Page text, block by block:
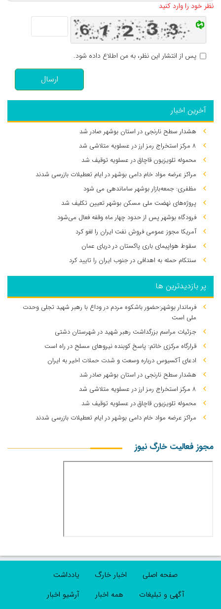
نظر خود را وارد کنید
پس از انتشار این نظر، به من اطلاع داده شود.
ارسال
آخرین اخبار
هشدار سطح نارنجی در استان بوشهر صادر شد
۸ مرکز استخراج رمز ارز در عسلویه متلاشی شد
محموله تلویزیون قاچاق در عسلویه توقیف شد
مراکز عرضه مواد خام دامی بوشهر در ایام تعطیلات بازرسی شدند
مظفری: جمعه‌بازار بوشهر ساماندهی می‌ شود
پروژه‌های نهضت ملی مسکن بوشهر تعیین تکلیف شد
فرودگاه بوشهر پس از حدود چهار ماه وقفه فعال می‌شود
آمریکا مجوز عمومی فروش نفت ایران را لغو کرد
سقوط هواپیمای باری پاکستان در دریای عمان
سنتکام حمله به اهدافی در جنوب ایران را تایید کرد
پر بازدیدترین ها
فرماندار بوشهر:حضور باشکوه مردم در وداع با رهبر شهید تجلی وحدت
ملی است
جزئیات مراسم بزرگداشت رهبر شهید در شهرستان دشتی
قرارگاه مرکزی خاتم: پاسخ کوبنده نیروهای مسلح در راه است
ادعای آکسیوس درباره وسعت و شدت حملات اخیر به ایران
هشدار سطح نارنجی در استان بوشهر صادر شد
۸ مرکز استخراج رمز ارز در عسلویه متلاشی شد
محموله تلویزیون قاچاق در عسلویه توقیف شد
مراکز عرضه مواد خام دامی بوشهر در ایام تعطیلات بازرسی شدند
مجوز فعالیت خارگ نیوز
صفحه اصلی اخبار خارگ
یادداشت
آگهی و تبلیغات
همه اخبار
آرشیو اخبار